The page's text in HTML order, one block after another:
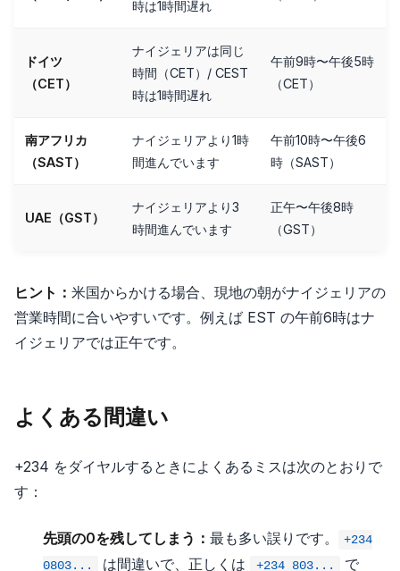
時は1時間遅れ
ドイツ
（CET）
ナイジェリアは同じ
時間（CET）/ CEST
時は1時間遅れ
午前9時〜午後5時
（CET）
南アフリカ
（SAST）
ナイジェリアより1時
間進んでいます
午前10時〜午後6
時（SAST）
UAE（GST）
ナイジェリアより3
時間進んでいます
正午〜午後8時
（GST）
ヒント： 米国からかける場合、現地の朝がナイジェリアの
営業時間に合いやすいです。例えば EST の午前6時はナ
イジェリアでは正午です。
よくある間違い
+234 をダイヤルするときによくあるミスは次のとおりで
す：
先頭の0を残してしまう： 最も多い誤りです。
+234
0803...
は間違いで、正しくは +234 803... で